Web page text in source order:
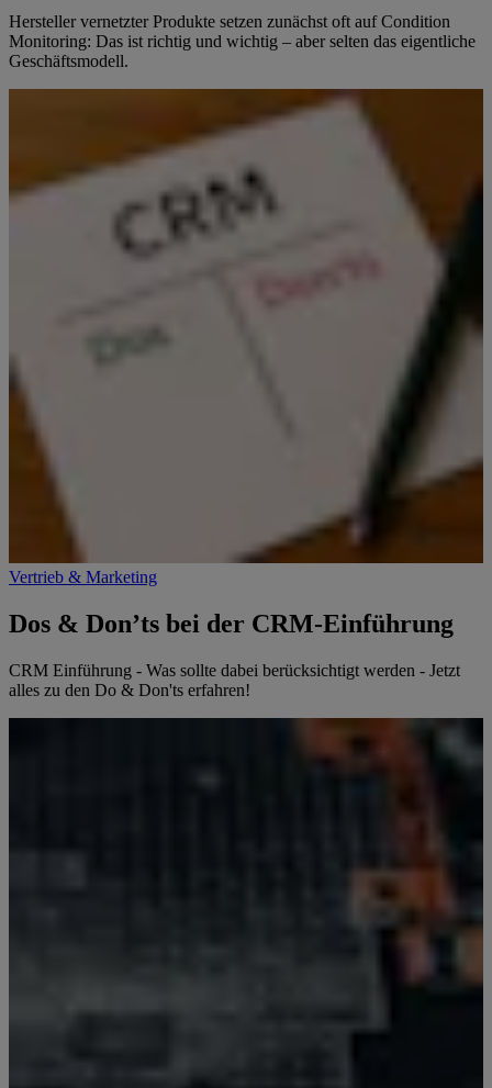
Hersteller vernetzter Produkte setzen zunächst oft auf Condition
Monitoring: Das ist richtig und wichtig – aber selten das eigentliche
Geschäftsmodell.
Vertrieb & Marketing
Dos & Don’ts bei der CRM-Einführung
CRM Einführung - Was sollte dabei berücksichtigt werden - Jetzt
alles zu den Do & Don'ts erfahren!